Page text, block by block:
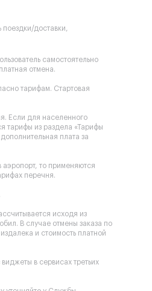
доставки,
самостоятельно
отмена.
тарифам. Стартовая
Если для населенного
тарифы из раздела «Тарифы
плата за
то применяются
перечня.
исходя из
В случае отмены заказа по
и стоимость платной
в сервисах третьих